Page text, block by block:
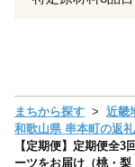
まちから探す 近畿
和歌山県 串本町の返
【定期便】定期便全
ーツをお届け（桃・梨